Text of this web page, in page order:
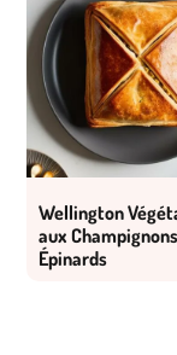
Wellington
aux
Épinards